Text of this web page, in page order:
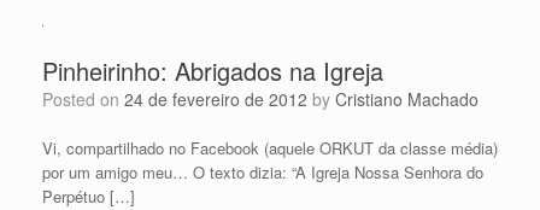
Pinheirinho: Abrigados na Igreja
Posted on 24 de fevereiro de 2012 by Cristiano Machado
Vi, compartilhado no Facebook (aquele ORKUT da classe média)
por um amigo meu… O texto dizia: “A Igreja Nossa Senhora do
Perpétuo […]